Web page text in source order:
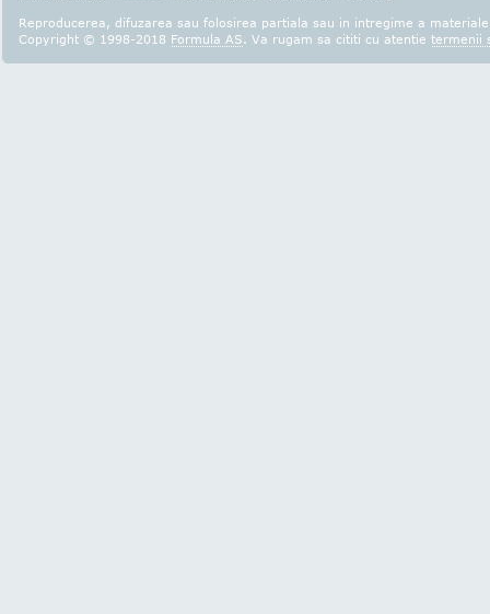
Reproducerea, difuzarea sau folosirea partiala sau in intregime a
Copyright © 1998-2018 Formula AS. Va rugam sa cititi cu atentie termenii